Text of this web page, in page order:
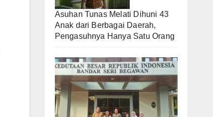
Asuhan Tunas Melati Dihuni 43
Anak dari Berbagai Daerah,
Pengasuhnya Hanya Satu Orang